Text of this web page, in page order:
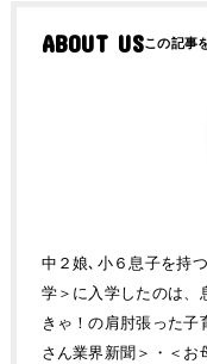
ABOUT US
中２娘､小６息子を持
学＞に入学したのは、
きゃ！の肩肘張った
さん業界新聞＞・＜お